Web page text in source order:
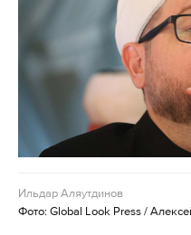
Ильдар Аляутдинов
Фото: Global Look Press /